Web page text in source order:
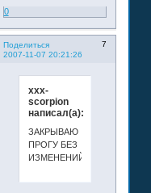
0
Поделиться
7
2007-11-07 20:21:26
xxx-
scorpion
написал(а):
ЗАКРЫВАЮ
ПРОГУ БЕЗ
ИЗМЕНЕНИЙ.